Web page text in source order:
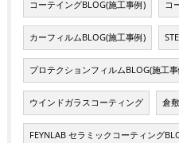
コーテイングBLOG(施工事例) コ
カーフィルムBLOG(施工事例)
プロテクションフィルムBLOG(施工
ウインドガラスコーティング 倉
FEYNLAB セラミックコーティング